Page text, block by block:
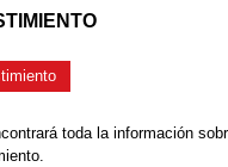
toda la información